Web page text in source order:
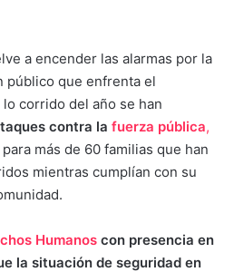
a encender las alarmas por la
público que enfrenta el
corrido del año se han
contra la fuerza pública,
más de 60 familias que han
mientras cumplían con su
Humanos con presencia en
la situación de seguridad en